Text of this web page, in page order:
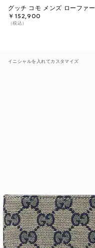
グッチ コモ メンズ ローファー
￥152,900
（税込）
イニシャルを入れてカスタマイズ